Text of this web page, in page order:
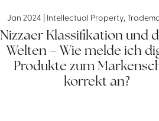
Nizzaer Klassifikation und
Welten – Wie melde ich
Produkte zum
korrekt an?
Jan 2024 Intellectual Property,